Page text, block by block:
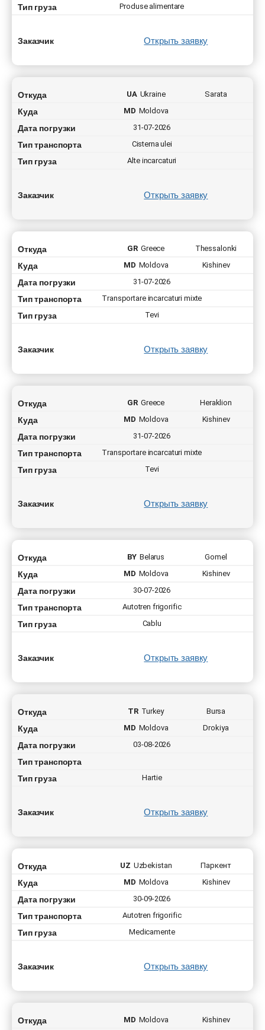
Țara de încărcare
Orașul de pornire
Țara de aterizare
Orașul de descărcare
Nume de livrare
Tip de transport
Greutatea încărcăturii (t)
Volumul încărcăturii
Orașul de pornire
Тип груза Produse alimentare
Заказчик Открыть заявку
Откуда UA Ukraine Sarata
Куда MD Moldova
Дата погрузки 31-07-2026
Тип транспорта Cisterna ulei
Тип груза Alte incarcaturi
Заказчик Открыть заявку
Откуда GR Greece Thessalonki
Куда MD Moldova Kishinev
Дата погрузки 31-07-2026
Тип транспорта Transportare incarcaturi mixte
Тип груза Tevi
Заказчик Открыть заявку
Откуда GR Greece Heraklion
Куда MD Moldova Kishinev
Дата погрузки 31-07-2026
Тип транспорта Transportare incarcaturi mixte
Тип груза Tevi
Заказчик Открыть заявку
Откуда BY Belarus Gomel
Куда MD Moldova Kishinev
Дата погрузки 30-07-2026
Тип транспорта Autotren frigorific
Тип груза Cablu
Заказчик Открыть заявку
Откуда TR Turkey Bursa
Куда MD Moldova Drokiya
Дата погрузки 03-08-2026
Тип транспорта
Тип груза
Hartie
Заказчик Открыть заявку
Откуда UZ Uzbekistan Паркент
Куда MD Moldova Kishinev
Дата погрузки 30-09-2026
Тип транспорта Autotren frigorific
Тип груза Medicamente
Заказчик Открыть заявку
Откуда MD Moldova Kishinev